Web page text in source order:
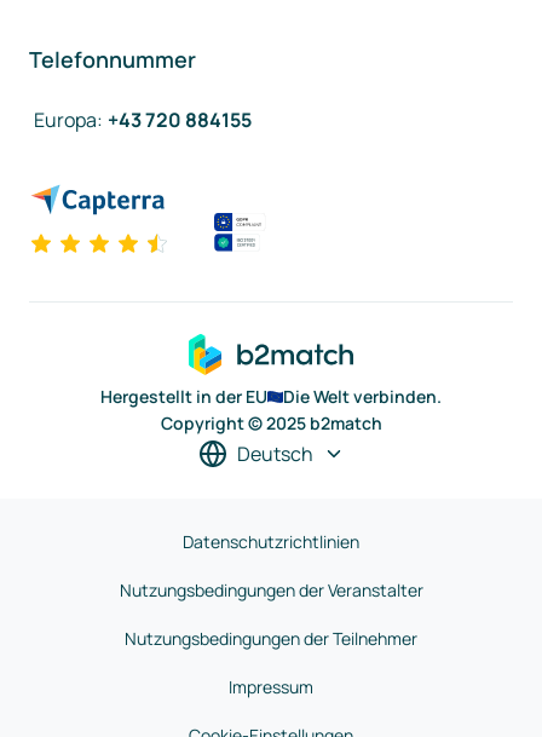
Telefonnummer
Europa: +43 720 884155
Hergestellt in der EU
Die Welt verbinden.
Copyright © 2025 b2match
Deutsch
Datenschutzrichtlinien
Nutzungsbedingungen der Veranstalter
Nutzungsbedingungen der Teilnehmer
Impressum